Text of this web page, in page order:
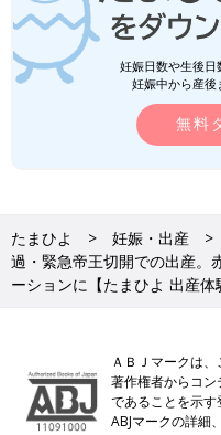
妊娠日数や生後日
妊娠中から産後
無料
たまひよ 妊娠・出産
過・緊急帝王切開での出産。
ーションに【たまひよ 出産体
ＡＢＪマークは、
著作権者からコ
であることを示す
ABJマークの詳細